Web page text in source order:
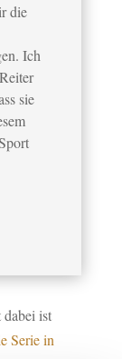
die
Ich
sie
ist
Serie in